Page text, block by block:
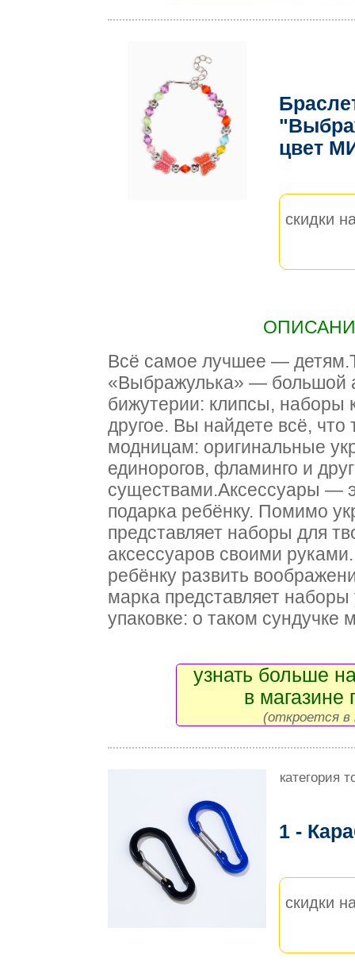
цвет
скидки
Всё самое лучшее —
«Выбражулька» — большой
бижутерии: клипсы, наборы
другое. Вы найдете всё, что
модницам: оригинальные
единорогов, фламинго и
существами.Аксессуары —
подарка ребёнку. Помимо
представляет наборы для
аксессуаров своими
ребёнку развить
марка представляет
упаковке: о таком сундучке
узнать больше
в магазине
(откроется в
категория
1 -
скидки